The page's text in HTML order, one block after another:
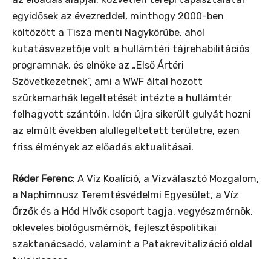
egyidősek az évezreddel, minthogy 2000-ben
költözött a Tisza menti Nagykörűbe, ahol
kutatásvezetője volt a hullámtéri tájrehabilitációs
programnak, és elnöke az „Első Ártéri
Szövetkezetnek”, ami a WWF által hozott
szürkemarhák legeltetését intézte a hullámtér
felhagyott szántóin. Idén újra sikerült gulyát hozni
az elmúlt években alullegeltetett területre, ezen
friss élmények az előadás aktualitásai.
Réder Ferenc: A Víz Koalíció, a Vízválasztó Mozgalom,
a Naphimnusz Teremtésvédelmi Egyesület, a Víz
Őrzők és a Hód Hívők csoport tagja, vegyészmérnök,
okleveles biológusmérnök, fejlesztéspolitikai
szaktanácsadó, valamint a Patakrevitalizáció oldal